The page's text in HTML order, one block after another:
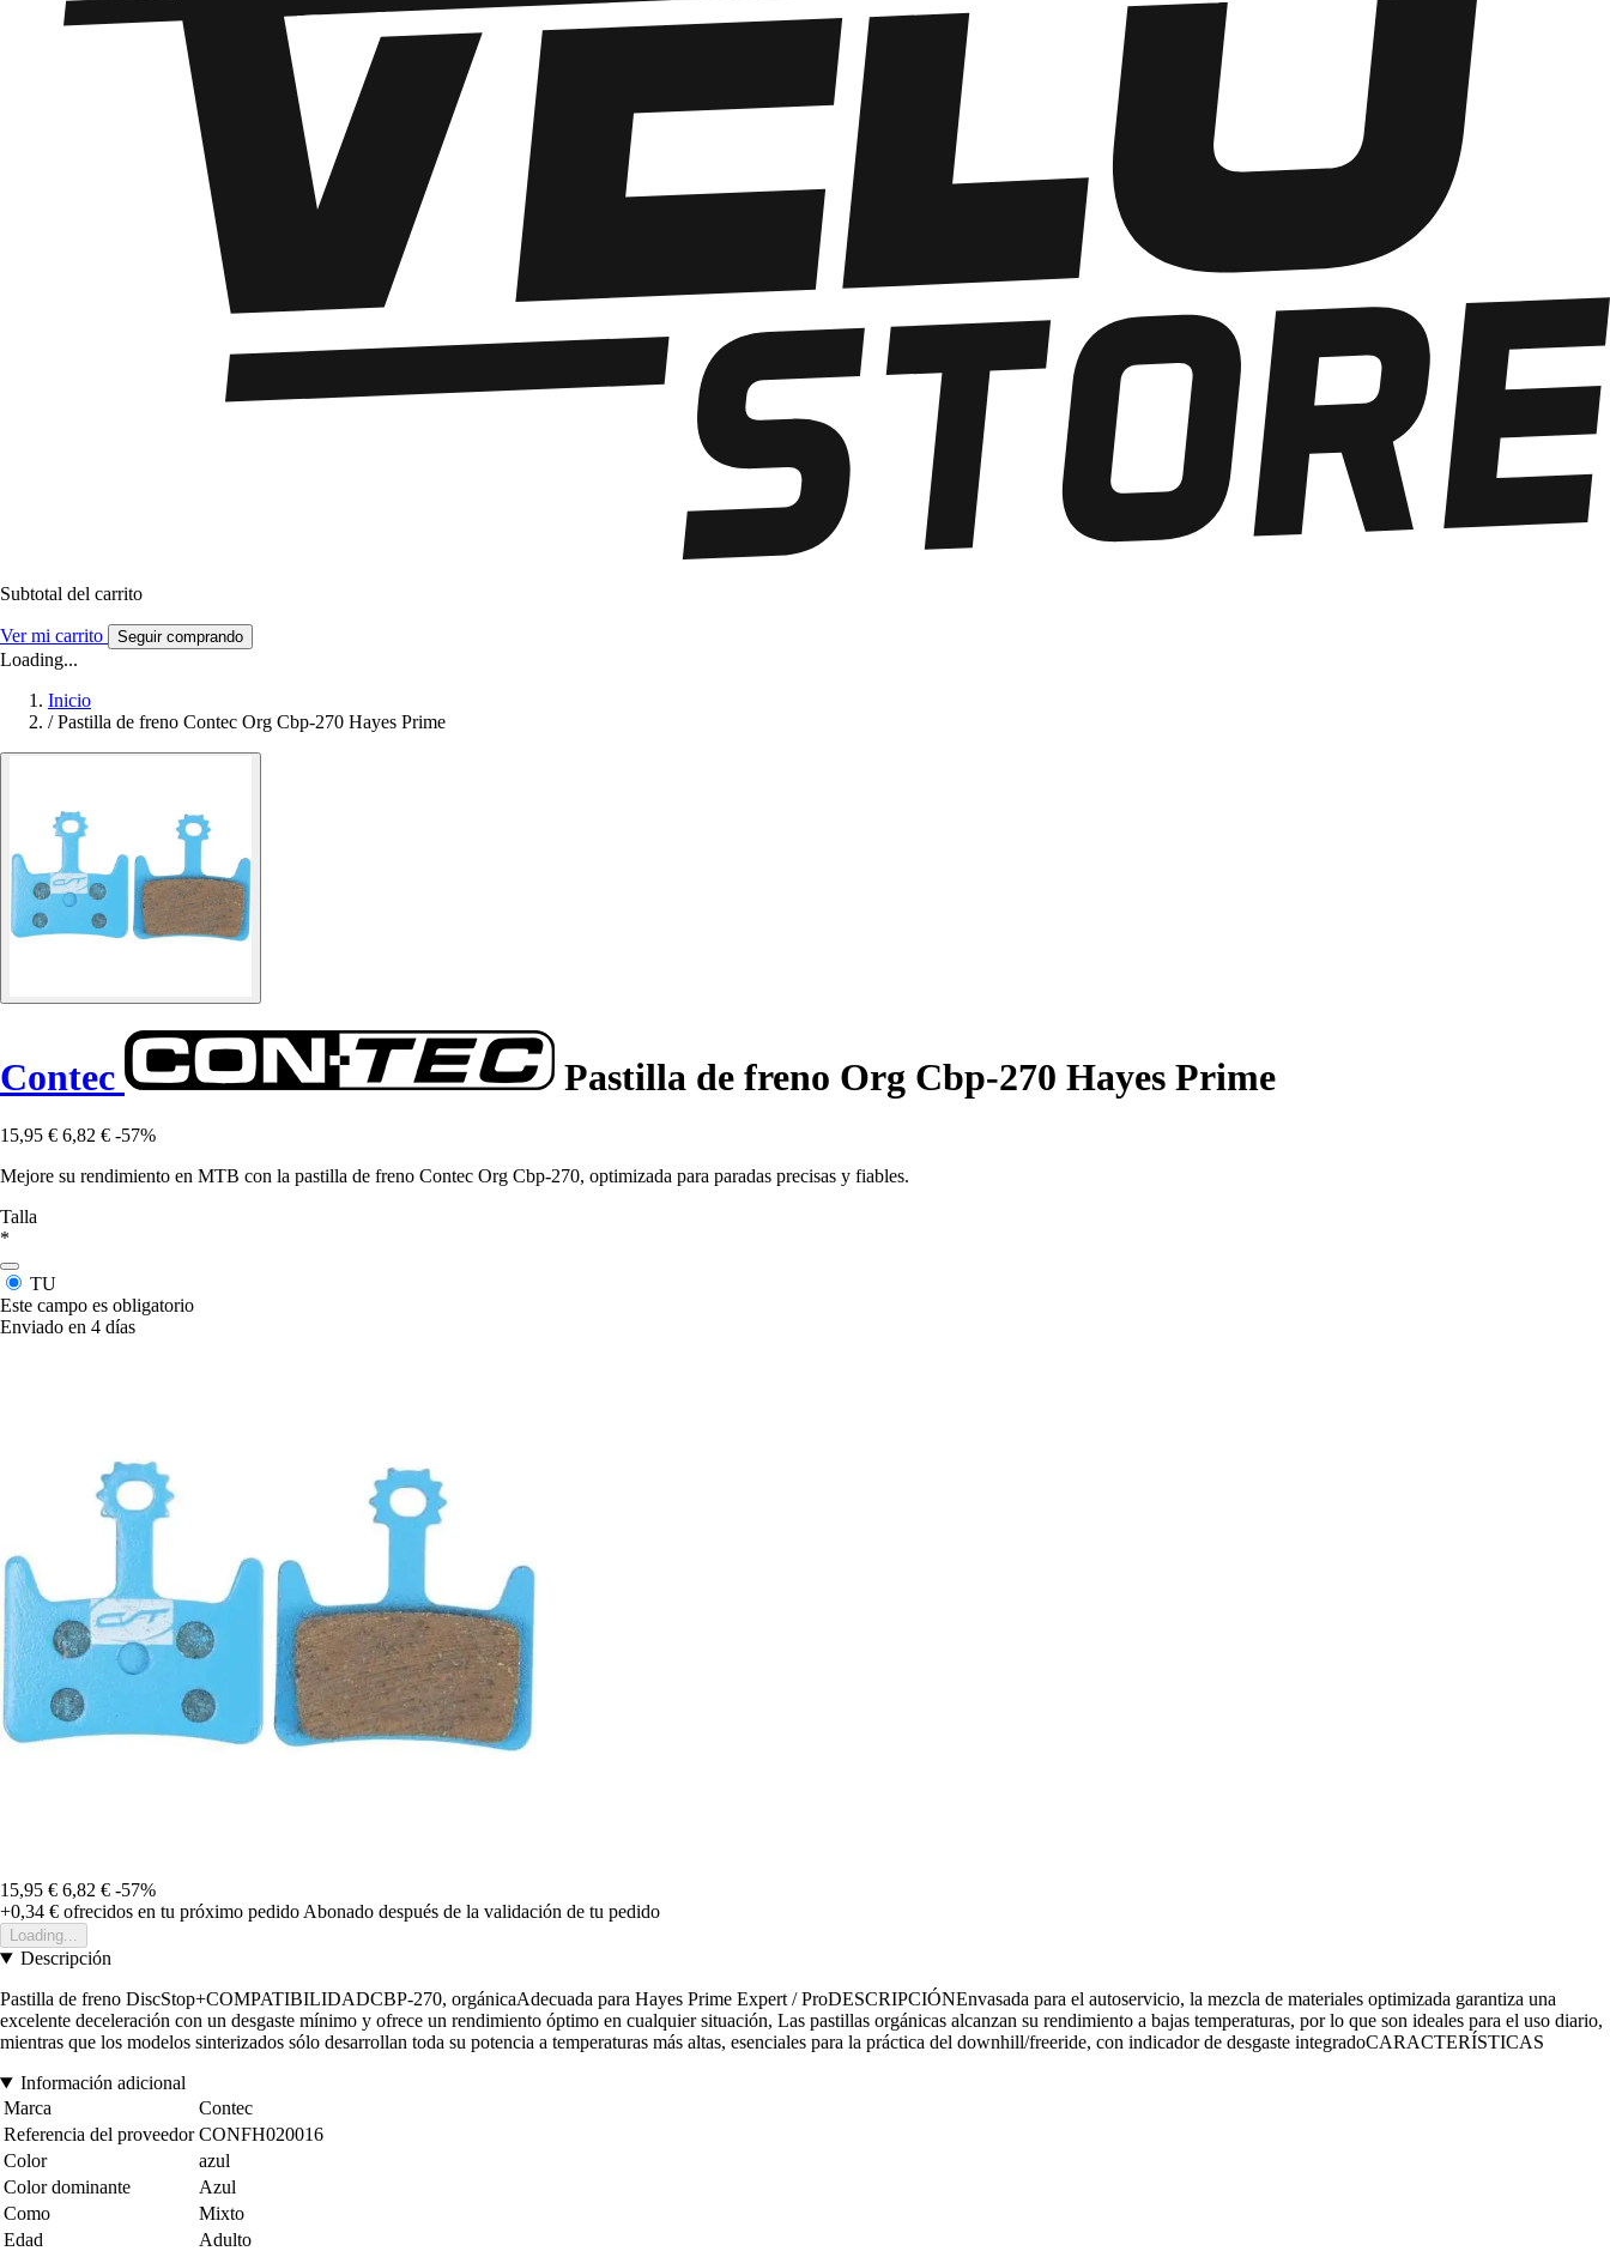
Subtotal del carrito
Ver mi carrito Seguir comprando
Loading...
Inicio
/ Pastilla de freno Contec Org Cbp-270 Hayes Prime
Contec Pastilla de freno Org Cbp-270 Hayes Prime
15,95 € 6,82 € -57%
Mejore su rendimiento en MTB con la pastilla de freno Contec Org Cbp-270, optimizada para paradas precisas y fiables.
Talla
*
TU
Este campo es obligatorio
Enviado en 4 días
15,95 € 6,82 € -57%
+0,34 € ofrecidos en tu próximo pedido Abonado después de la validación de tu pedido
Loading...
Descripción
Pastilla de freno DiscStop+COMPATIBILIDADCBP-270, orgánicaAdecuada para Hayes Prime Expert / ProDESCRIPCIÓNEnvasada para el autoservicio, la mezcla de materiales optimizada garantiza una
excelente deceleración con un desgaste mínimo y ofrece un rendimiento óptimo en cualquier situación, Las pastillas orgánicas alcanzan su rendimiento a bajas temperaturas, por lo que son ideales para el uso diario,
mientras que los modelos sinterizados sólo desarrollan toda su potencia a temperaturas más altas, esenciales para la práctica del downhill/freeride, con indicador de desgaste integradoCARACTERÍSTICAS
Información adicional
Marca
Contec
Referencia del proveedor CONFH020016
Color
azul
Color dominante
Azul
Como
Mixto
Edad
Adulto